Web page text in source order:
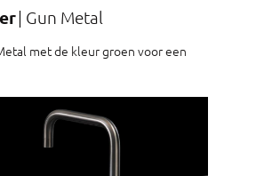
Gun Metal
met de kleur groen voor een